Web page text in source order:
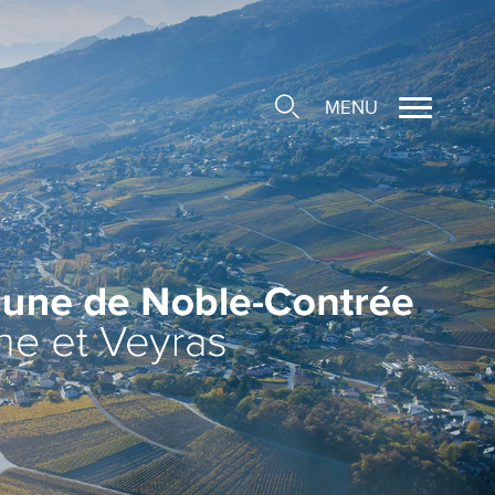
Sociétés locales
Structure d'Accueil de
MENU